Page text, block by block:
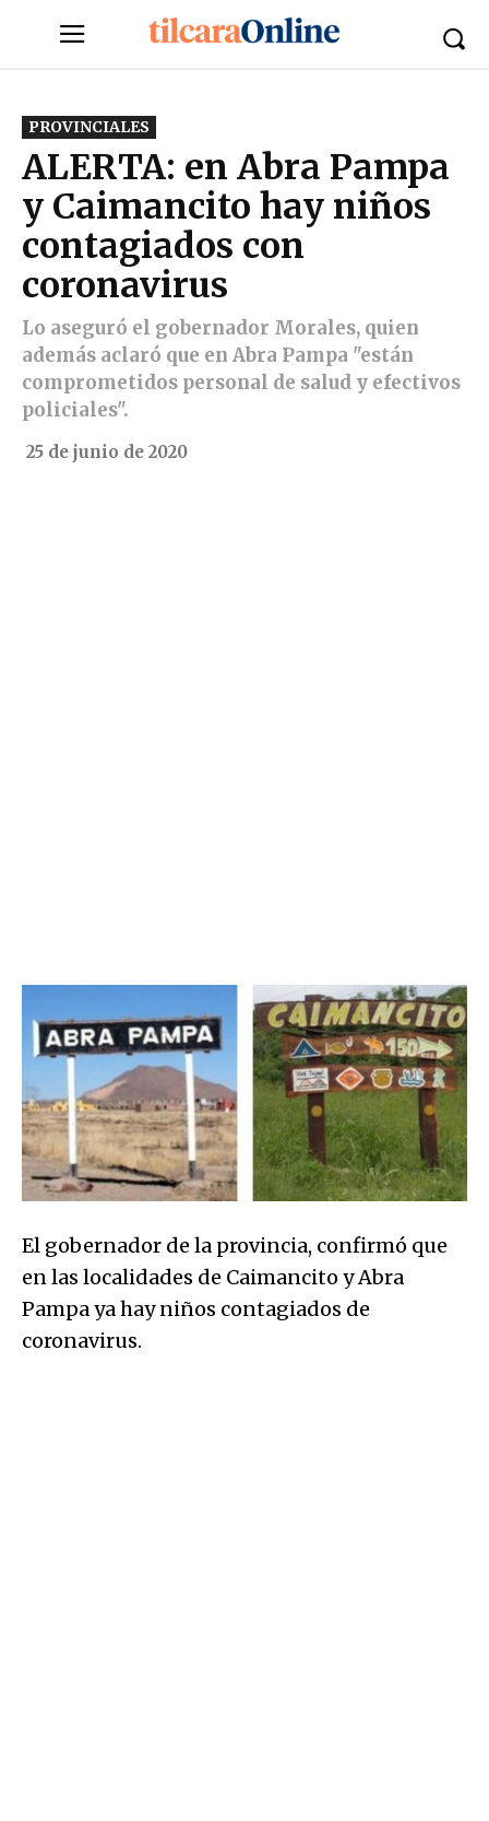
PROVINCIALES
ALERTA: en Abra Pampa
y Caimancito hay niños
contagiados con
coronavirus
Lo aseguró el gobernador Morales, quien
además aclaró que en Abra Pampa "están
comprometidos personal de salud y efectivos
policiales".
25 de junio de 2020
El gobernador de la provincia, confirmó que
en las localidades de Caimancito y Abra
Pampa ya hay niños contagiados de
coronavirus.